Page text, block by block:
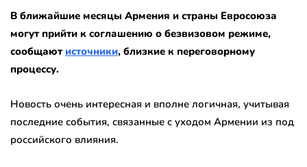
В ближайшие месяцы Армения и страны Евросоюза
могут прийти к соглашению о безвизовом режиме,
сообщают источники, близкие к переговорному
процессу.
Новость очень интересная и вполне логичная, учитывая
последние события, связанные с уходом Армении из под
российского влияния.